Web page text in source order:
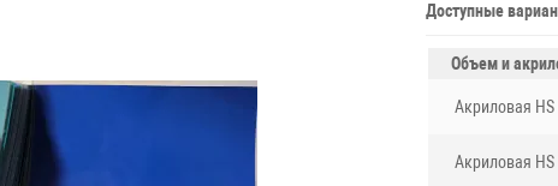
Доступные
Объем и
Акриловая
Акриловая